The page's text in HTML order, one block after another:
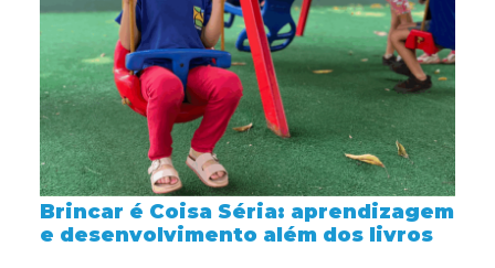
Projetos
Educa Jovem
Transparência
Blog
Brincar é Coisa Séria: aprendizagem
e desenvolvimento além dos livros